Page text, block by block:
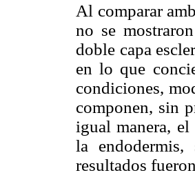
Al comparar
no se
doble capa
en lo que
condiciones,
componen, sin
igual manera,
la
resultados